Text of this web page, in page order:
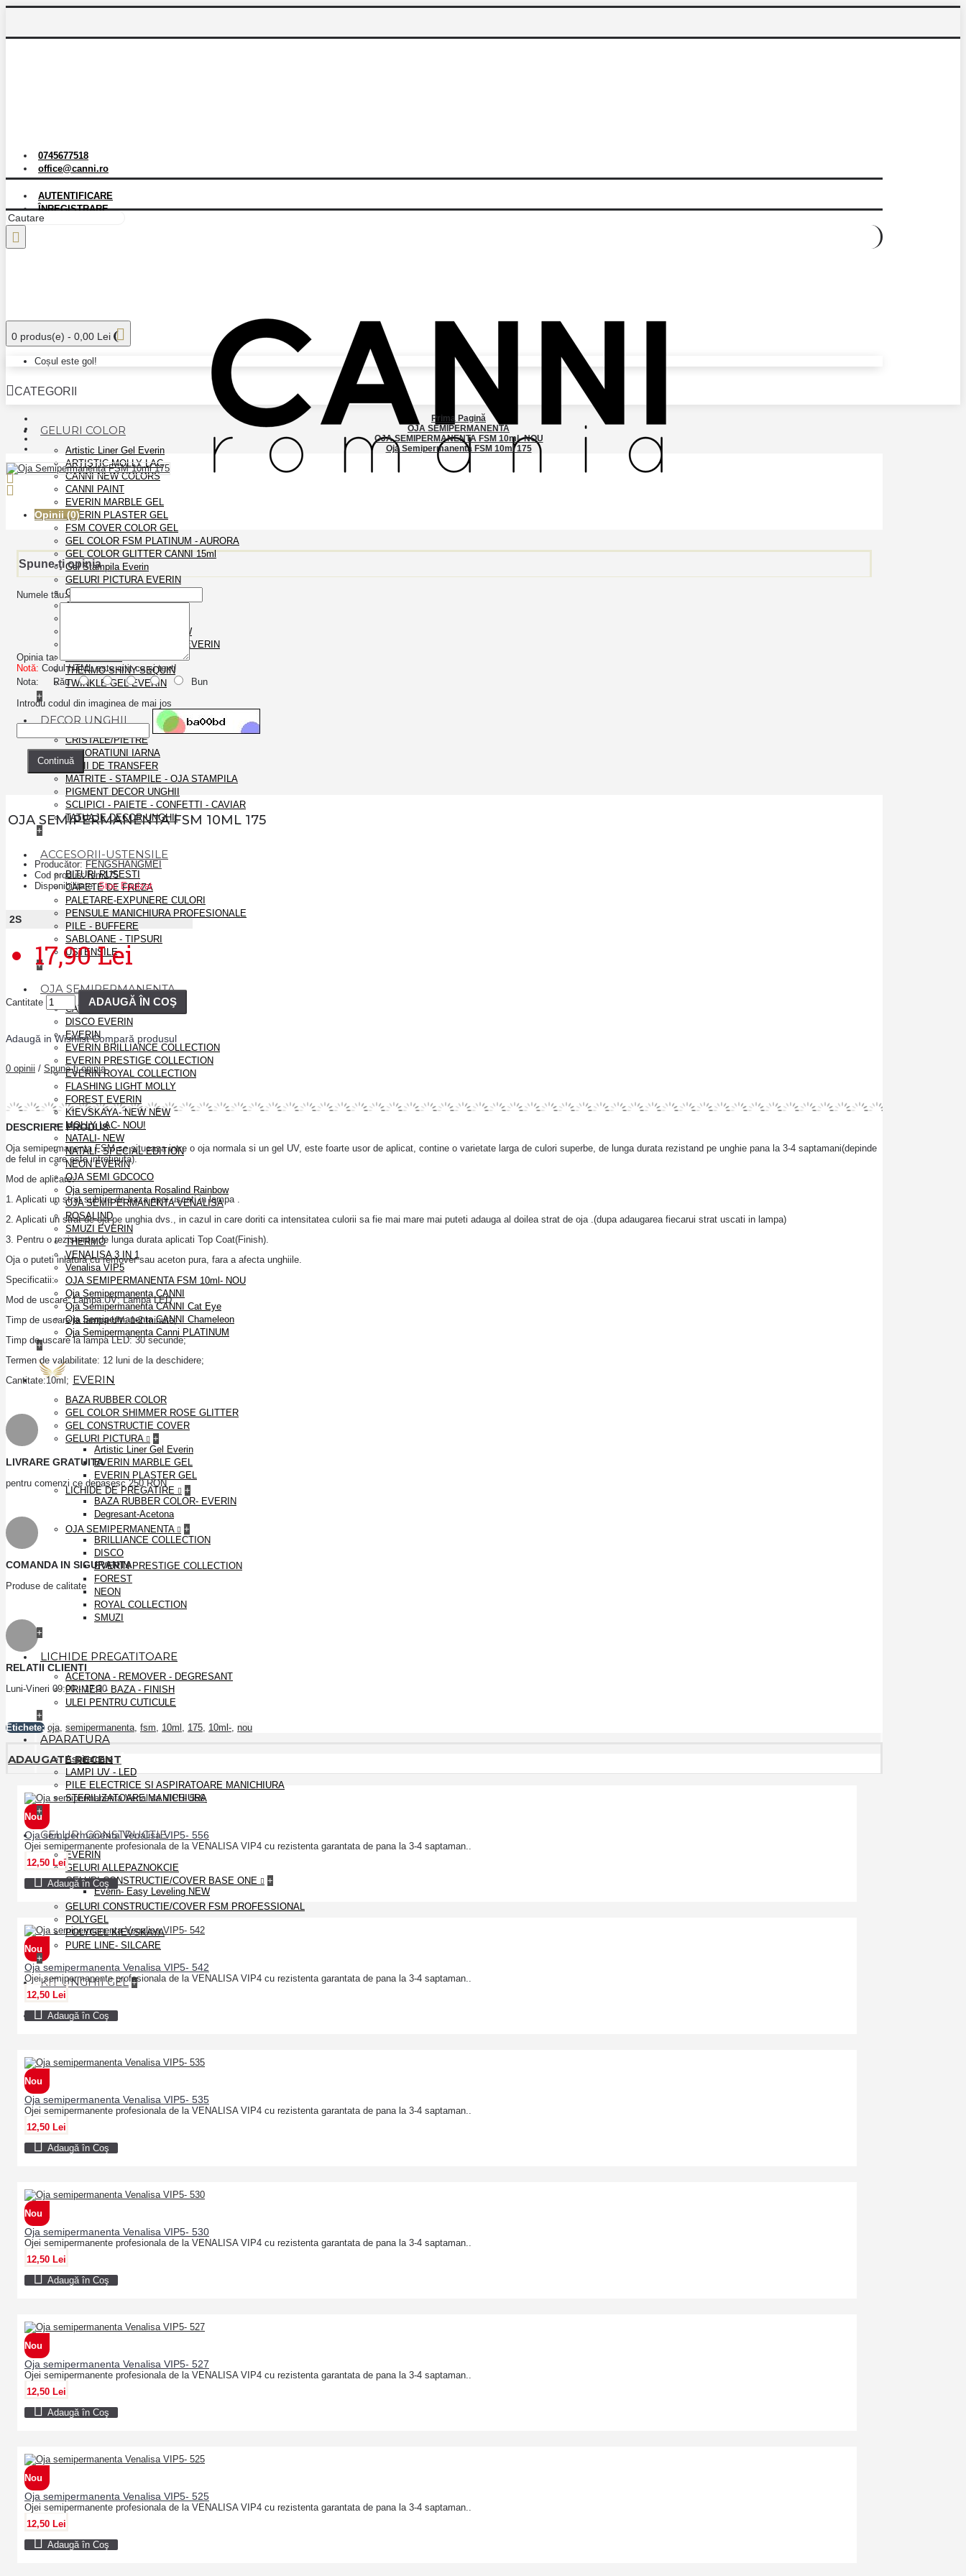
0745677518
office@canni.ro
AUTENTIFICARE
ÎNREGISTRARE
0 produs(e) - 0,00 Lei
Coșul este gol!
CATEGORII
GELURI COLOR
Artistic Liner Gel Everin
ARTISTIC MOLLY LAC
CANNI NEW COLORS
CANNI PAINT
EVERIN MARBLE GEL
EVERIN PLASTER GEL
FSM COVER COLOR GEL
GEL COLOR FSM PLATINUM - AURORA
GEL COLOR GLITTER CANNI 15ml
Gel Stampila Everin
GELURI PICTURA EVERIN
GYPSUM COLOR GEL
JAZZ KIEVSKAYA
ROSALIND SHINY RAINBOW
SHIMMER ROSE GLITTER EVERIN
SPIDER GEL
THERMO-SHINY-SEQUIN
TWINKLE GEL EVERIN
+
DECOR UNGHII
CRISTALE/PIETRE
DECORATIUNI IARNA
FOLII DE TRANSFER
MATRITE - STAMPILE - OJA STAMPILA
PIGMENT DECOR UNGHII
SCLIPICI - PAIETE - CONFETTI - CAVIAR
TATUAJE DECOR UNGHII
+
ACCESORII-USTENSILE
BITURI RUSESTI
CAPETE DE FREZA
PALETARE-EXPUNERE CULORI
PENSULE MANICHIURA PROFESIONALE
PILE - BUFFERE
SABLOANE - TIPSURI
USTENSILE
+
OJA SEMIPERMANENTA
CAT EYES CANNI 9D
DISCO EVERIN
EVERIN
EVERIN BRILLIANCE COLLECTION
EVERIN PRESTIGE COLLECTION
EVERIN ROYAL COLLECTION
FLASHING LIGHT MOLLY
FOREST EVERIN
KIEVSKAYA- NEW NEW
MOLLY LAC- NOU!
NATALI- NEW
NATALI- SPECIAL EDITION
NEON EVERIN
OJA SEMI GDCOCO
Oja semipermanenta Rosalind Rainbow
OJA SEMIPERMANENTA VENALISA
ROSALIND
SMUZI EVERIN
THERMO
VENALISA 3 IN 1
Venalisa VIP5
OJA SEMIPERMANENTA FSM 10ml- NOU
Oja Semipermanenta CANNI
Oja Semipermanenta CANNI Cat Eye
Oja Semipermanenta CANNI Chameleon
Oja Semipermanenta Canni PLATINUM
+
EVERIN
BAZA RUBBER COLOR
GEL COLOR SHIMMER ROSE GLITTER
GEL CONSTRUCTIE COVER
GELURI PICTURA
+
Artistic Liner Gel Everin
EVERIN MARBLE GEL
EVERIN PLASTER GEL
LICHIDE DE PREGATIRE
+
BAZA RUBBER COLOR- EVERIN
Degresant-Acetona
OJA SEMIPERMANENTA
+
BRILLIANCE COLLECTION
DISCO
EVERIN PRESTIGE COLLECTION
FOREST
NEON
ROYAL COLLECTION
SMUZI
+
LICHIDE PREGATITOARE
ACETONA - REMOVER - DEGRESANT
PRIMER - BAZA - FINISH
ULEI PENTRU CUTICULE
+
APARATURA
Aspiratoare
LAMPI UV - LED
PILE ELECTRICE SI ASPIRATOARE MANICHIURA
STERILIZATOARE MANICHIURA
+
GELURI CONSTRUCTIE
EVERIN
GELURI ALLEPAZNOKCIE
GELURI CONSTRUCTIE/COVER BASE ONE
+
Everin- Easy Leveling NEW
GELURI CONSTRUCTIE/COVER FSM PROFESSIONAL
POLYGEL
POLYGEL KIEVSKAYA
PURE LINE- SILCARE
+
KIT UNGHII GEL +
ACRYL +
Prima Pagină
OJA SEMIPERMANENTA
OJA SEMIPERMANENTA FSM 10ml- NOU
Oja Semipermanenta FSM 10ml 175
Opinii (0)
Spune-ţi opinia
Numele tău:
Opinia ta:
Notă: Codul HTML este citit ca şi text!
Nota: Rău
Bun
Introdu codul din imaginea de mai jos
Continuă
OJA SEMIPERMANENTA FSM 10ML 175
Producător: FENGSHANGMEI
Cod produs:fsm175
Disponibilitate:Stoc Epuizat
2S
17,90 Lei
Cantitate ADAUGĂ ÎN COŞ
Adaugă in Wishlist Compară produsul
0 opinii / Spune-ţi opinia
DESCRIERE PRODUS
Oja semipermanenta FSM se situeaza intre o oja normala si un gel UV, este foarte usor de aplicat, contine o varietate larga de culori superbe, de lunga durata rezistand pe unghie pana la 3-4 saptamani(depinde
de felul in care este intretinuta).
Mod de aplicare:
1. Aplicati un strat subtire de baza apoi uscati in lampa .
2. Aplicati un strat de oja pe unghia dvs., in cazul in care doriti ca intensitatea culorii sa fie mai mare mai puteti adauga al doilea strat de oja .(dupa adaugarea fiecarui strat uscati in lampa)
3. Pentru o rezistenta de lunga durata aplicati Top Coat(Finish).
Oja o puteti inlatura cu remover sau aceton pura, fara a afecta unghiile.
Specificatii:
Mod de uscare: Lampa UV; Lampa LED
Timp de uscare la lampa UV: 1-2 minute;
Timp de uscare la lampa LED: 30 secunde;
Termen de valabilitate: 12 luni de la deschidere;
Cantitate:10ml;
LIVRARE GRATUITA
pentru comenzi ce depaşesc 250 RON
COMANDA IN SIGURANTA
Produse de calitate
RELATII CLIENTI
Luni-Vineri 09:00 - 17:30
Etichete: oja semipermanenta fsm 10ml 175 10ml- nou
ADAUGATE RECENT
Nou
Oja semipermanenta Venalisa VIP5- 556
Ojei semipermanente profesionala de la VENALISA VIP4 cu rezistenta garantata de pana la 3-4 saptaman..
12,50 Lei
Adaugă în Coş
Nou
Oja semipermanenta Venalisa VIP5- 542
Ojei semipermanente profesionala de la VENALISA VIP4 cu rezistenta garantata de pana la 3-4 saptaman..
12,50 Lei
Adaugă în Coş
Nou
Oja semipermanenta Venalisa VIP5- 535
Ojei semipermanente profesionala de la VENALISA VIP4 cu rezistenta garantata de pana la 3-4 saptaman..
12,50 Lei
Adaugă în Coş
Nou
Oja semipermanenta Venalisa VIP5- 530
Ojei semipermanente profesionala de la VENALISA VIP4 cu rezistenta garantata de pana la 3-4 saptaman..
12,50 Lei
Adaugă în Coş
Nou
Oja semipermanenta Venalisa VIP5- 527
Ojei semipermanente profesionala de la VENALISA VIP4 cu rezistenta garantata de pana la 3-4 saptaman..
12,50 Lei
Adaugă în Coş
Nou
Oja semipermanenta Venalisa VIP5- 525
Ojei semipermanente profesionala de la VENALISA VIP4 cu rezistenta garantata de pana la 3-4 saptaman..
12,50 Lei
Adaugă în Coş